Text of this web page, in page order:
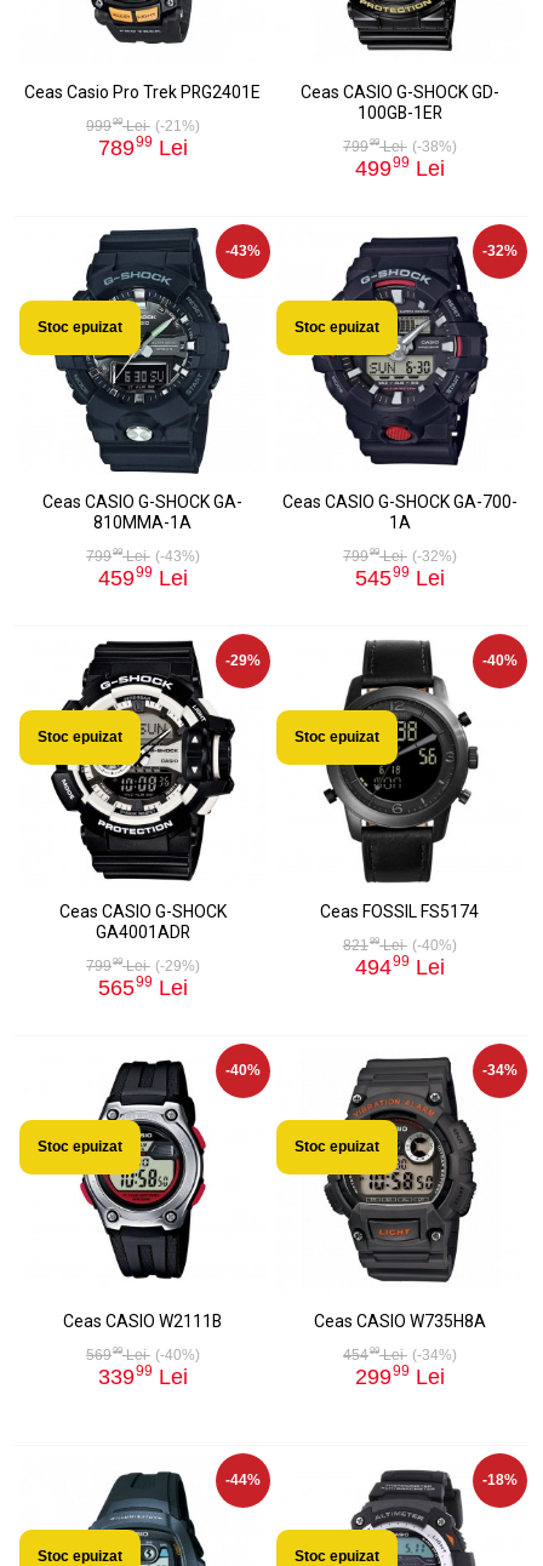
Ceas Casio Pro Trek PRG2401E
99999Lei (-21%)
78999 Lei
Ceas CASIO G-SHOCK GD-
100GB-1ER
79999Lei (-38%)
49999 Lei
-43%
Stoc epuizat
Ceas CASIO G-SHOCK GA-
810MMA-1A
79999Lei (-43%)
45999 Lei
-32%
Stoc epuizat
Ceas CASIO G-SHOCK GA-700-
1A
79999Lei (-32%)
54599 Lei
-29%
Stoc epuizat
Ceas CASIO G-SHOCK
GA4001ADR
79999Lei (-29%)
56599 Lei
-40%
Stoc epuizat
Ceas FOSSIL FS5174
82199Lei (-40%)
49499 Lei
-40%
Stoc epuizat
Ceas CASIO W2111B
56999Lei (-40%)
33999 Lei
-34%
Stoc epuizat
Ceas CASIO W735H8A
45499Lei (-34%)
29999 Lei
-44%
Stoc epuizat
-18%
Stoc epuizat